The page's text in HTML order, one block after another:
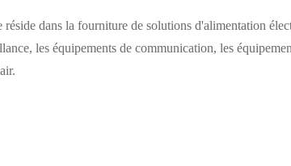
réside dans la fourniture de solutions d'alimentation
les équipements de communication, les